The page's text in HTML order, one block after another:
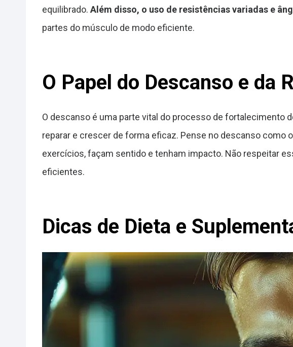
equilibrado. Além disso, o uso de resistências variadas e
partes do músculo de modo eficiente.
O Papel do Descanso e da
O descanso é uma parte vital do processo de fortalecimento
reparar e crescer de forma eficaz. Pense no descanso como
exercícios, façam sentido e tenham impacto. Não respeitar
eficientes.
Dicas de Dieta e